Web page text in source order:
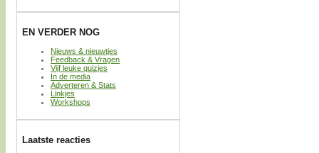
EN VERDER NOG
Nieuws & nieuwtjes
Feedback & Vragen
Vijf leuke quizjes
In de media
Adverteren & Stats
Linkjes
Workshops
Laatste reacties